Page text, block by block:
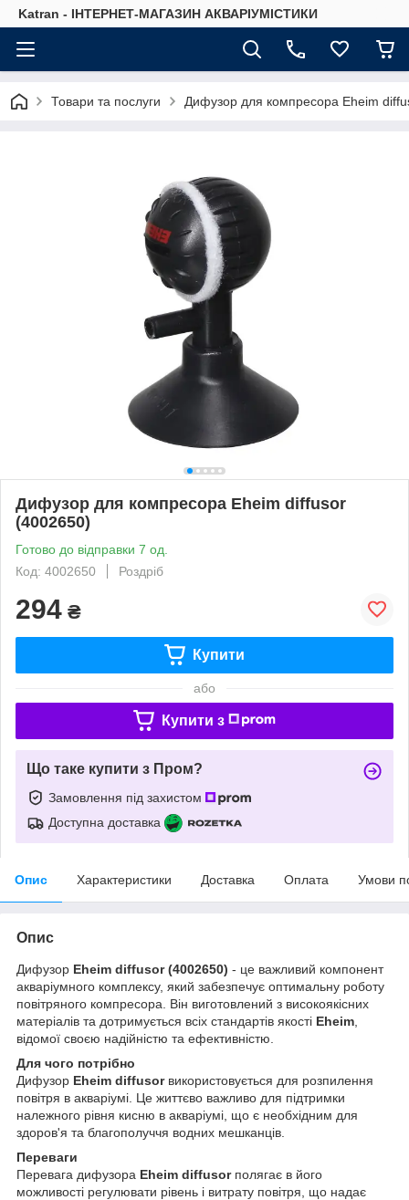
Katran - ІНТЕРНЕТ-МАГАЗИН АКВАРІУМІСТИКИ
Товари та послуги Дифузор для компресора Eheim
Дифузор для компресора Eheim diffusor
(4002650)
Готово до відправки 7 од.
Код: 4002650
Роздріб
294 ₴
Купити
або
Купити з
Що таке купити з Пром?
Замовлення під захистом
Доступна доставка
Опис Характеристики Доставка Оплата Умови
Опис
Дифузор Eheim diffusor (4002650) - це важливий компонент
акваріумного комплексу, який забезпечує оптимальну роботу
повітряного компресора. Він виготовлений з високоякісних
матеріалів та дотримується всіх стандартів якості Eheim
відомої своєю надійністю та ефективністю.
Для чого потрібно
Дифузор Eheim diffusor використовується для розпилення
повітря в акваріумі. Це життєво важливо для підтримки
належного рівня кисню в акваріумі, що є необхідним для
здоров'я та благополуччя водних мешканців.
Переваги
Перевага дифузора Eheim diffusorполягає в його
можливості регулювати рівень і витрату повітря, що надає